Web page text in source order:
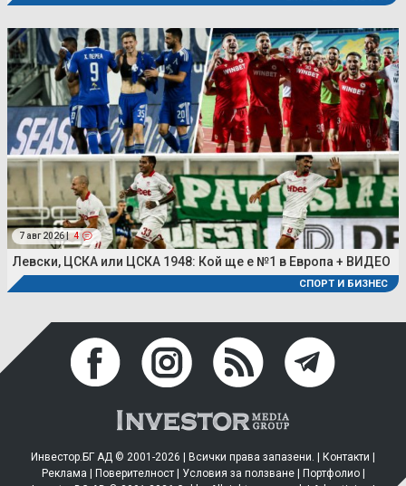
7 авг 2026 | 4
Левски, ЦСКА или ЦСКА 1948: Кой ще е №1 в Европа + ВИДЕО
СПОРТ И БИЗНЕС
Инвестор.БГ АД © 2001-2026 | Всички права запазени. | Контакти
Реклама
Поверителност| Условия за ползване| Портфолио|